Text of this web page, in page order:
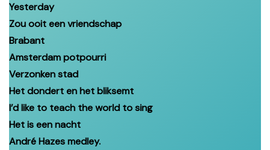
Yesterday
Zou ooit een vriendschap
Brabant
Amsterdam potpourri
Verzonken stad
Het dondert en het bliksemt
I’d like to teach the world to sing
Het is een nacht
André Hazes medley.